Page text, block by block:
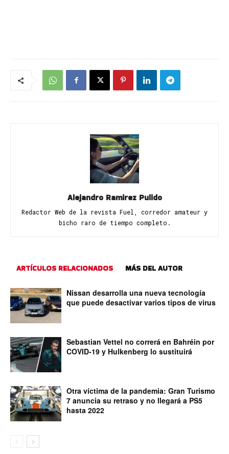
Alejandro Ramirez Pulido
Redactor Web de la revista Fuel, corredor amateur y
bicho raro de tiempo completo.
ARTÍCULOS RELACIONADOS MÁS DEL AUTOR
Nissan desarrolla una nueva tecnología
que puede desactivar varios tipos de virus
Sebastian Vettel no correrá en Bahréin por
COVID-19 y Hulkenberg lo sustituirá
Otra víctima de la pandemia: Gran Turismo
7 anuncia su retraso y no llegará a PS5
hasta 2022